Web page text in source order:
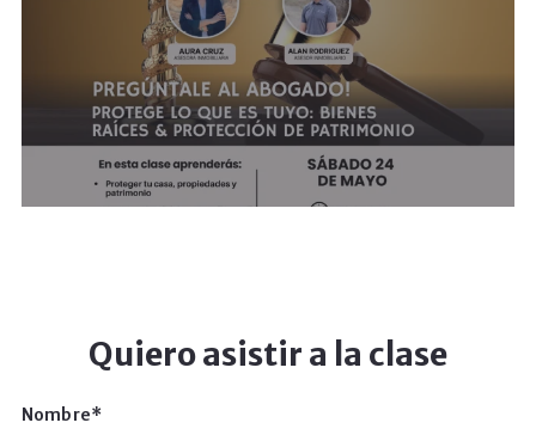
Quiero asistir a la clase
Nombre*